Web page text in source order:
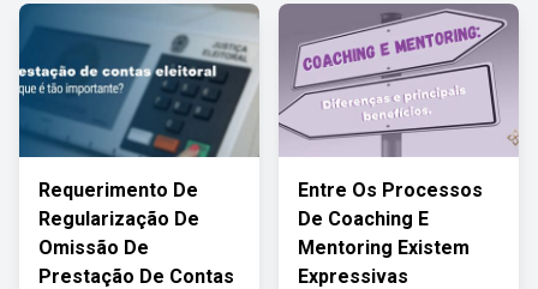
Requerimento De
Regularização De
Omissão De
Prestação De Contas
Entre Os Processos
De Coaching E
Mentoring Existem
Expressivas